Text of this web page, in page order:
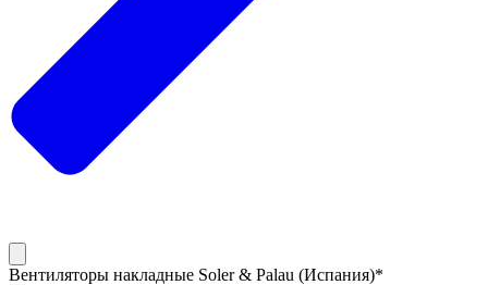
Вентиляторы накладные Soler & Palau (Испания)*